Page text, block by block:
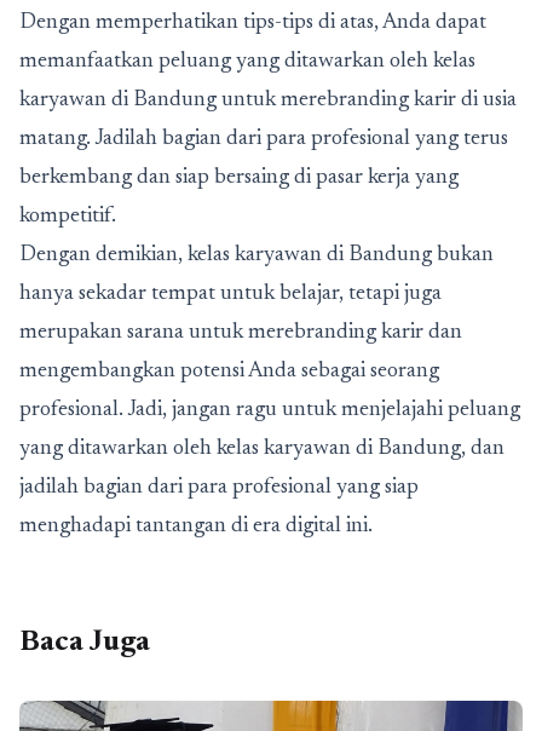
Dengan memperhatikan tips-tips di atas, Anda dapat
memanfaatkan peluang yang ditawarkan oleh kelas
karyawan di Bandung untuk merebranding karir di usia
matang. Jadilah bagian dari para profesional yang terus
berkembang dan siap bersaing di pasar kerja yang
kompetitif.
Dengan demikian, kelas karyawan di Bandung bukan
hanya sekadar tempat untuk belajar, tetapi juga
merupakan sarana untuk merebranding karir dan
mengembangkan potensi Anda sebagai seorang
profesional. Jadi, jangan ragu untuk menjelajahi peluang
yang ditawarkan oleh kelas karyawan di Bandung, dan
jadilah bagian dari para profesional yang siap
menghadapi tantangan di era digital ini.
Baca Juga